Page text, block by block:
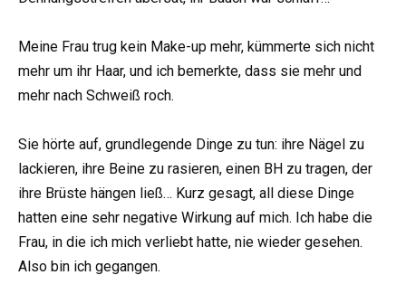
Meine Frau trug kein Make-up mehr, kümmerte sich nicht
mehr um ihr Haar, und ich bemerkte, dass sie mehr und
mehr nach Schweiß roch.
Sie hörte auf, grundlegende Dinge zu tun: ihre Nägel zu
lackieren, ihre Beine zu rasieren, einen BH zu tragen, der
ihre Brüste hängen ließ… Kurz gesagt, all diese Dinge
hatten eine sehr negative Wirkung auf mich. Ich habe die
Frau, in die ich mich verliebt hatte, nie wieder gesehen.
Also bin ich gegangen.